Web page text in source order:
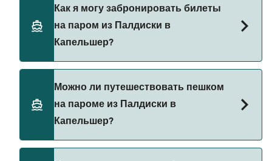
операторов на маршруте Палдиски —
Капельшер. Это:
Как я могу забронировать билеты
на паром из Палдиски в
Капельшер?
через наш поиск сделок и посетите нашу
страницу предложений, чтобы увидеть
последние акции на паромы.
Можно ли путешествовать пешком
на пароме из Палдиски в
Капельшер?